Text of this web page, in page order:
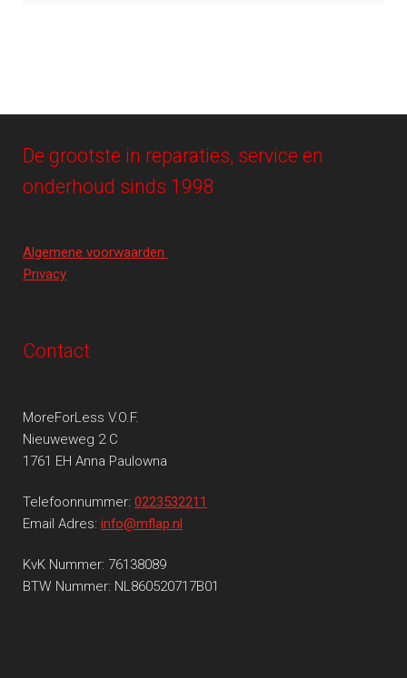
De grootste in reparaties, service en
onderhoud sinds 1998
Algemene voorwaarden
Privacy
Contact
MoreForLess V.O.F.
Nieuweweg 2 C
1761 EH Anna Paulowna
Telefoonnummer: 0223532211
Email Adres: info@mflap.nl
KvK Nummer: 76138089
BTW Nummer: NL860520717B01